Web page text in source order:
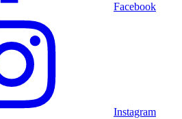
Facebook
Instagram